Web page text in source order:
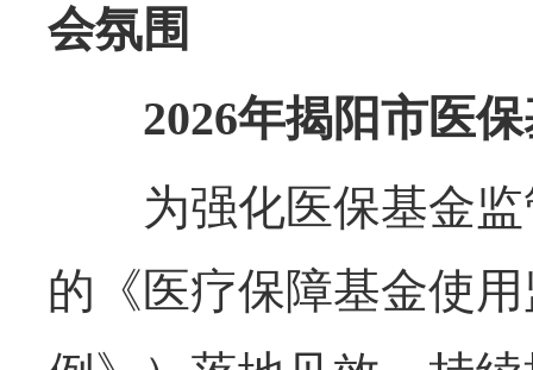
会氛围
2026年揭阳市医保
为强化医保基金监
的《医疗保障基金使